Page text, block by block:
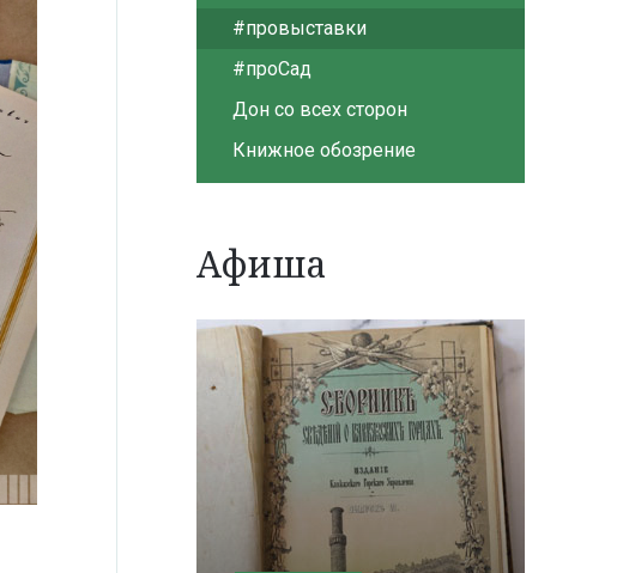
#провыставки
#проСад
Дон со всех сторон
Книжное обозрение
Афиша